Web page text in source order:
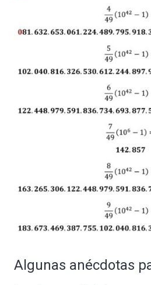
Algunas anécdotas